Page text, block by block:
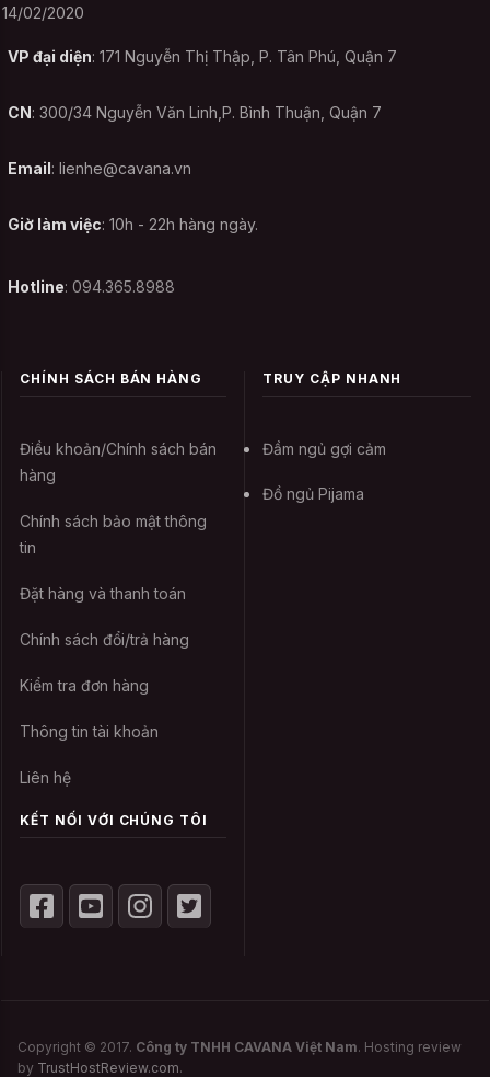
14/02/2020
VP đại diện: 171 Nguyễn Thị Thập, P. Tân Phú, Quận 7
CN: 300/34 Nguyễn Văn Linh,P. Bình Thuận, Quận 7
Email: lienhe@cavana.vn
Giờ làm việc: 10h - 22h hàng ngày.
Hotline: 094.365.8988
CHÍNH SÁCH BÁN HÀNG
Điều khoản/Chính sách bán
hàng
Chính sách bảo mật thông
tin
Đặt hàng và thanh toán
Chính sách đổi/trả hàng
Kiểm tra đơn hàng
Thông tin tài khoản
Liên hệ
KẾT NỐI VỚI CHÚNG TÔI
TRUY CẬP NHANH
Đầm ngủ gợi cảm
Đồ ngủ Pijama
Copyright © 2017. Công ty TNHH CAVANA Việt Nam. Hosting review
by TrustHostReview.com.